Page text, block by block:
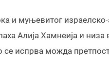
и муњевитог израелско-
Алија Хамнеија и
испрва можда